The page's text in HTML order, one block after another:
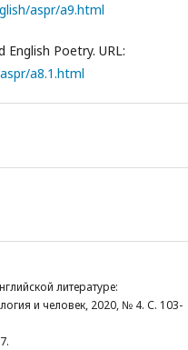
aspr/a9.html
Poetry. URL:
a8.1.html
литературе:
и человек, 2020, № 4. С. 103-